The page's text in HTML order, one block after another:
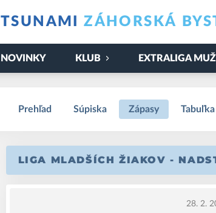
TSUNAMIZÁHORSKÁ
NOVINKY KLUB EXTRALIGA
Prehľad Súpiska Zápasy Tabuľka
LIGA MLADŠÍCH ŽIAKOV -
28. 2.